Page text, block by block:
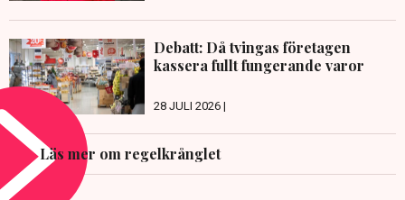
Debatt: Då tvingas företagen
kassera fullt fungerande varor
28 JULI 2026 |
Läs mer om regelkrånglet